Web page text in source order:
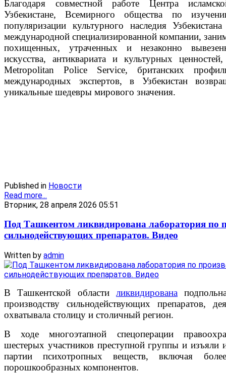
Благодаря совместной работе Центра
Узбекистане, Всемирного общества по
популяризации культурного наследия
международной специализированной компании,
похищенных, утраченных и незаконно
искусства, антиквариата и культурных
Metropolitan Police Service, британских
международных экспертов, в Узбекистан
уникальные шедевры мирового значения.
Published in Новости
Read more...
Вторник, 28 апреля 2026 05:51
Под Ташкентом ликвидирована лаборатория по
сильнодействующих препаратов. Видео
Written by admin
В Ташкентской области ликвидирована
производству сильнодействующих препаратов,
охватывала столицу и столичный регион.
В ходе многоэтапной спецоперации
шестерых участников преступной группы и изъяли
партии психотропных веществ, включая
порошкообразных компонентов.